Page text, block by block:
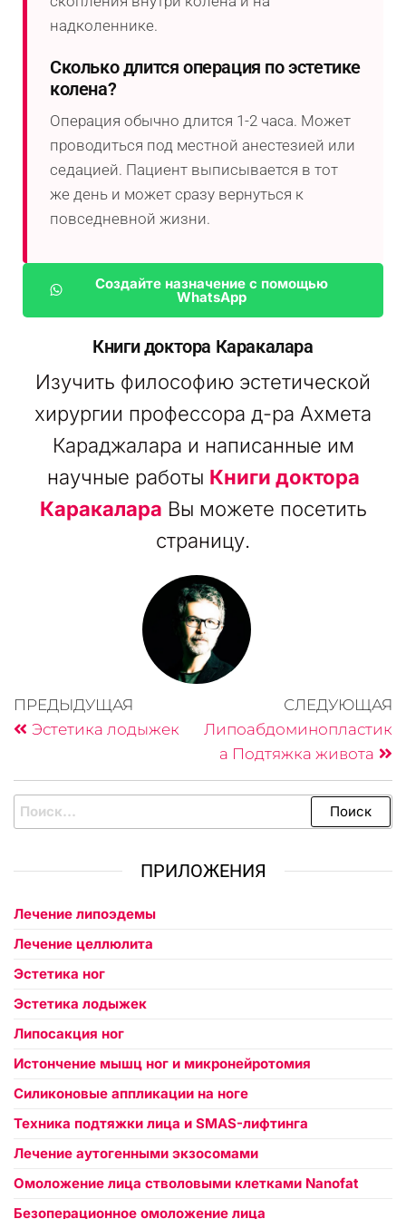
надколеннике.
Сколько длится операция по эстетике
колена?
Операция обычно длится 1-2 часа. Может
проводиться под местной анестезией или
седацией. Пациент выписывается в тот
же день и может сразу вернуться к
повседневной жизни.
Создайте назначение с помощью
WhatsApp
Книги доктора Каракалара
Изучить философию эстетической
хирургии профессора д-ра Ахмета
Караджалара и написанные им
научные работы Книги доктора
Каракалара Вы можете посетить
страницу.
ПРЕДЫДУЩАЯ
Эстетика лодыжек
СЛЕДУЮЩАЯ
Липоабдоминопластик
а Подтяжка живота
ПРИЛОЖЕНИЯ
Лечение липоэдемы
Лечение целлюлита
Эстетика ног
Эстетика лодыжек
Липосакция ног
Истончение мышц ног и микронейротомия
Силиконовые аппликации на ноге
Техника подтяжки лица и SMAS-лифтинга
Лечение аутогенными экзосомами
Омоложение лица стволовыми клетками Nanofat
Безоперационное омоложение лица